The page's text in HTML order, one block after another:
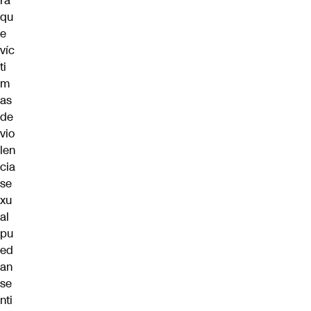
qu
e
víc
ti
m
as
de
vio
len
cia
se
xu
al
pu
ed
an
se
nti